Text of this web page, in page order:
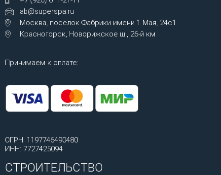
ab@superspa.ru
Москва, посёлок Фабрики имени 1 Мая, 24с1
Красногорск, Новорижское ш., 26-й км
Принимаем к оплате:
ОГРН: 1197746490480
ИНН: 7727425094
СТРОИТЕЛЬСТВО